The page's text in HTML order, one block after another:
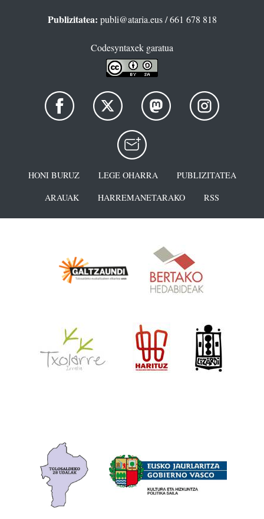
Publizitatea: publi@ataria.eus/ 661 678 818
Codesyntaxek garatua
HONI BURUZ LEGE OHARRA
PUBLIZITATEA
ARAUAK
HARREMANETARAKO RSS